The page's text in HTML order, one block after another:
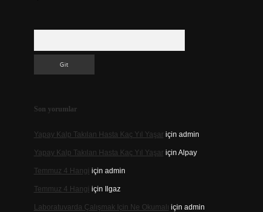
Son yorumlar
Yapay Kalp Takılan Hasta Kaç Yıl Yaşariçin admin
Yapay Kalp Takılan Hasta Kaç Yıl Yaşariçin Alpay
Temmuz 4 Hangi için admin
Temmuz 4 Hangi için Ilgaz
Laboratuvarda Çalışmak Için Ne Okumalı için admin